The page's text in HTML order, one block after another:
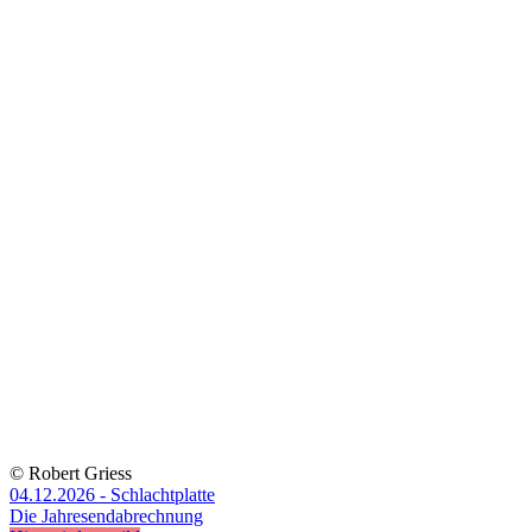
© Robert Griess
04.12.2026 - Schlachtplatte
Die Jahresendabrechnung